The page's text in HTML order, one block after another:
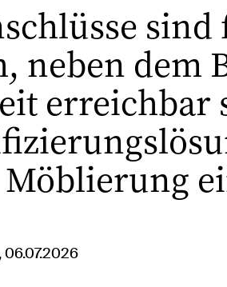
neben dem
erreichbar
06.07.2026